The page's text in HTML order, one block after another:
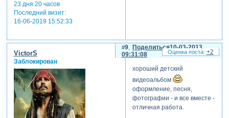
23 дня 20 часов
Последний визит:
16-06-2019 15:52:33
Поделиться
9
10-03-2013
09:31:08
VictorS
Заблокирован
хороший детский
видеоальбом
оформление, песня,
фотографии - и все вместе -
отличная работа.
+2